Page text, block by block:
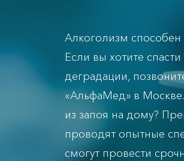
Алкоголизм способен
Если вы хотите
деградации,
«АльфаМед» в Москве.
из запоя на дому?
проводят опытные
смогут провести